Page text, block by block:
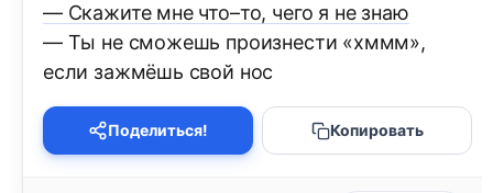
— Скажите мне что–то, чего я не знаю
— Ты не сможешь произнести «хммм»,
если зажмёшь свой нос
Поделиться! Копировать